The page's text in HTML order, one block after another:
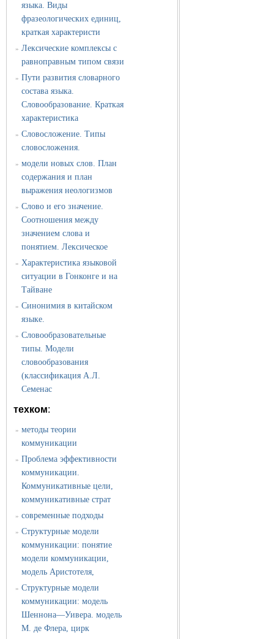
языка. Виды
фразеологических единиц,
краткая характеристи
» Лексические комплексы с
равноправным типом связи
» Пути развития словарного
состава языка.
Словообразование. Краткая
характеристика
» Словосложение. Типы
словосложения.
» модели новых слов. План
содержания и план
выражения неологизмов
» Слово и его значение.
Соотношения между
значением слова и
понятием. Лексическое
» Характеристика языковой
ситуации в Гонконге и на
Тайване
» Синонимия в китайском
языке.
» Словообразовательные
типы. Модели
словообразования
(классификация А.Л.
Семенас
техком:
» методы теории
коммуникации
» Проблема эффективности
коммуникации.
Коммуникативные цели,
коммуникативные страт
» современные подходы
» Структурные модели
коммуникации: понятие
модели коммуникации,
модель Аристотеля,
» Структурные модели
коммуникации: модель
Шеннона—Уивера. модель
М. де Флера, цирк